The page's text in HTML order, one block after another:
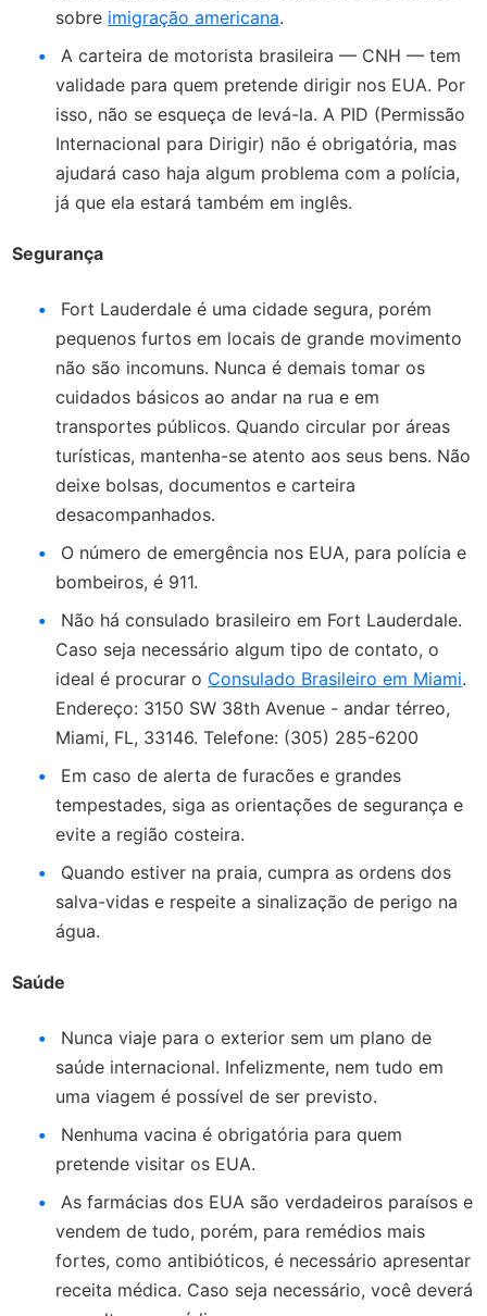
sobre imigração americana.
A carteira de motorista brasileira — CNH — tem
validade para quem pretende dirigir nos EUA. Por
isso, não se esqueça de levá-la. A PID (Permissão
Internacional para Dirigir) não é obrigatória, mas
ajudará caso haja algum problema com a polícia,
já que ela estará também em inglês.
Segurança
Fort Lauderdale é uma cidade segura, porém
pequenos furtos em locais de grande movimento
não são incomuns. Nunca é demais tomar os
cuidados básicos ao andar na rua e em
transportes públicos. Quando circular por áreas
turísticas, mantenha-se atento aos seus bens. Não
deixe bolsas, documentos e carteira
desacompanhados.
O número de emergência nos EUA, para polícia e
bombeiros, é 911.
Não há consulado brasileiro em Fort Lauderdale.
Caso seja necessário algum tipo de contato, o
ideal é procurar o Consulado Brasileiro em Miami.
Endereço: 3150 SW 38th Avenue - andar térreo,
Miami, FL, 33146. Telefone: (305) 285-6200
Em caso de alerta de furacões e grandes
tempestades, siga as orientações de segurança e
evite a região costeira.
Quando estiver na praia, cumpra as ordens dos
salva-vidas e respeite a sinalização de perigo na
água.
Saúde
Nunca viaje para o exterior sem um plano de
saúde internacional. Infelizmente, nem tudo em
uma viagem é possível de ser previsto.
Nenhuma vacina é obrigatória para quem
pretende visitar os EUA.
As farmácias dos EUA são verdadeiros paraísos e
vendem de tudo, porém, para remédios mais
fortes, como antibióticos, é necessário apresentar
receita médica. Caso seja necessário, você deverá